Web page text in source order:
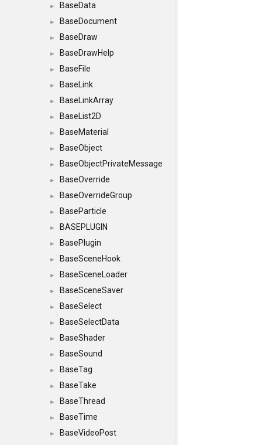
► BaseData
► BaseDocument
► BaseDraw
► BaseDrawHelp
► BaseFile
► BaseLink
► BaseLinkArray
► BaseList2D
► BaseMaterial
► BaseObject
► BaseObjectPrivateMessage
► BaseOverride
► BaseOverrideGroup
► BaseParticle
► BASEPLUGIN
► BasePlugin
► BaseSceneHook
► BaseSceneLoader
► BaseSceneSaver
► BaseSelect
► BaseSelectData
► BaseShader
► BaseSound
► BaseTag
► BaseTake
► BaseThread
► BaseTime
►
BaseVideoPost